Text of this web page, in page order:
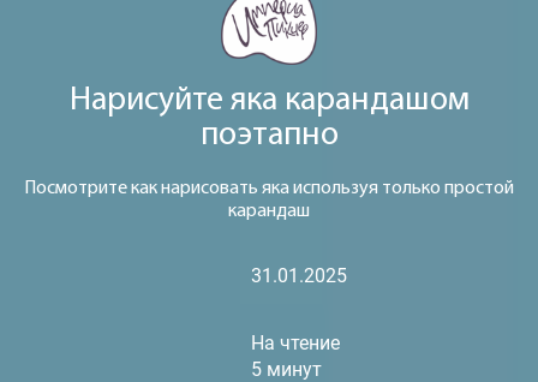
Нарисуйте яка карандашом
поэтапно
Посмотрите как нарисовать яка используя только простой
карандаш
31.01.2025
На чтение
5 минут